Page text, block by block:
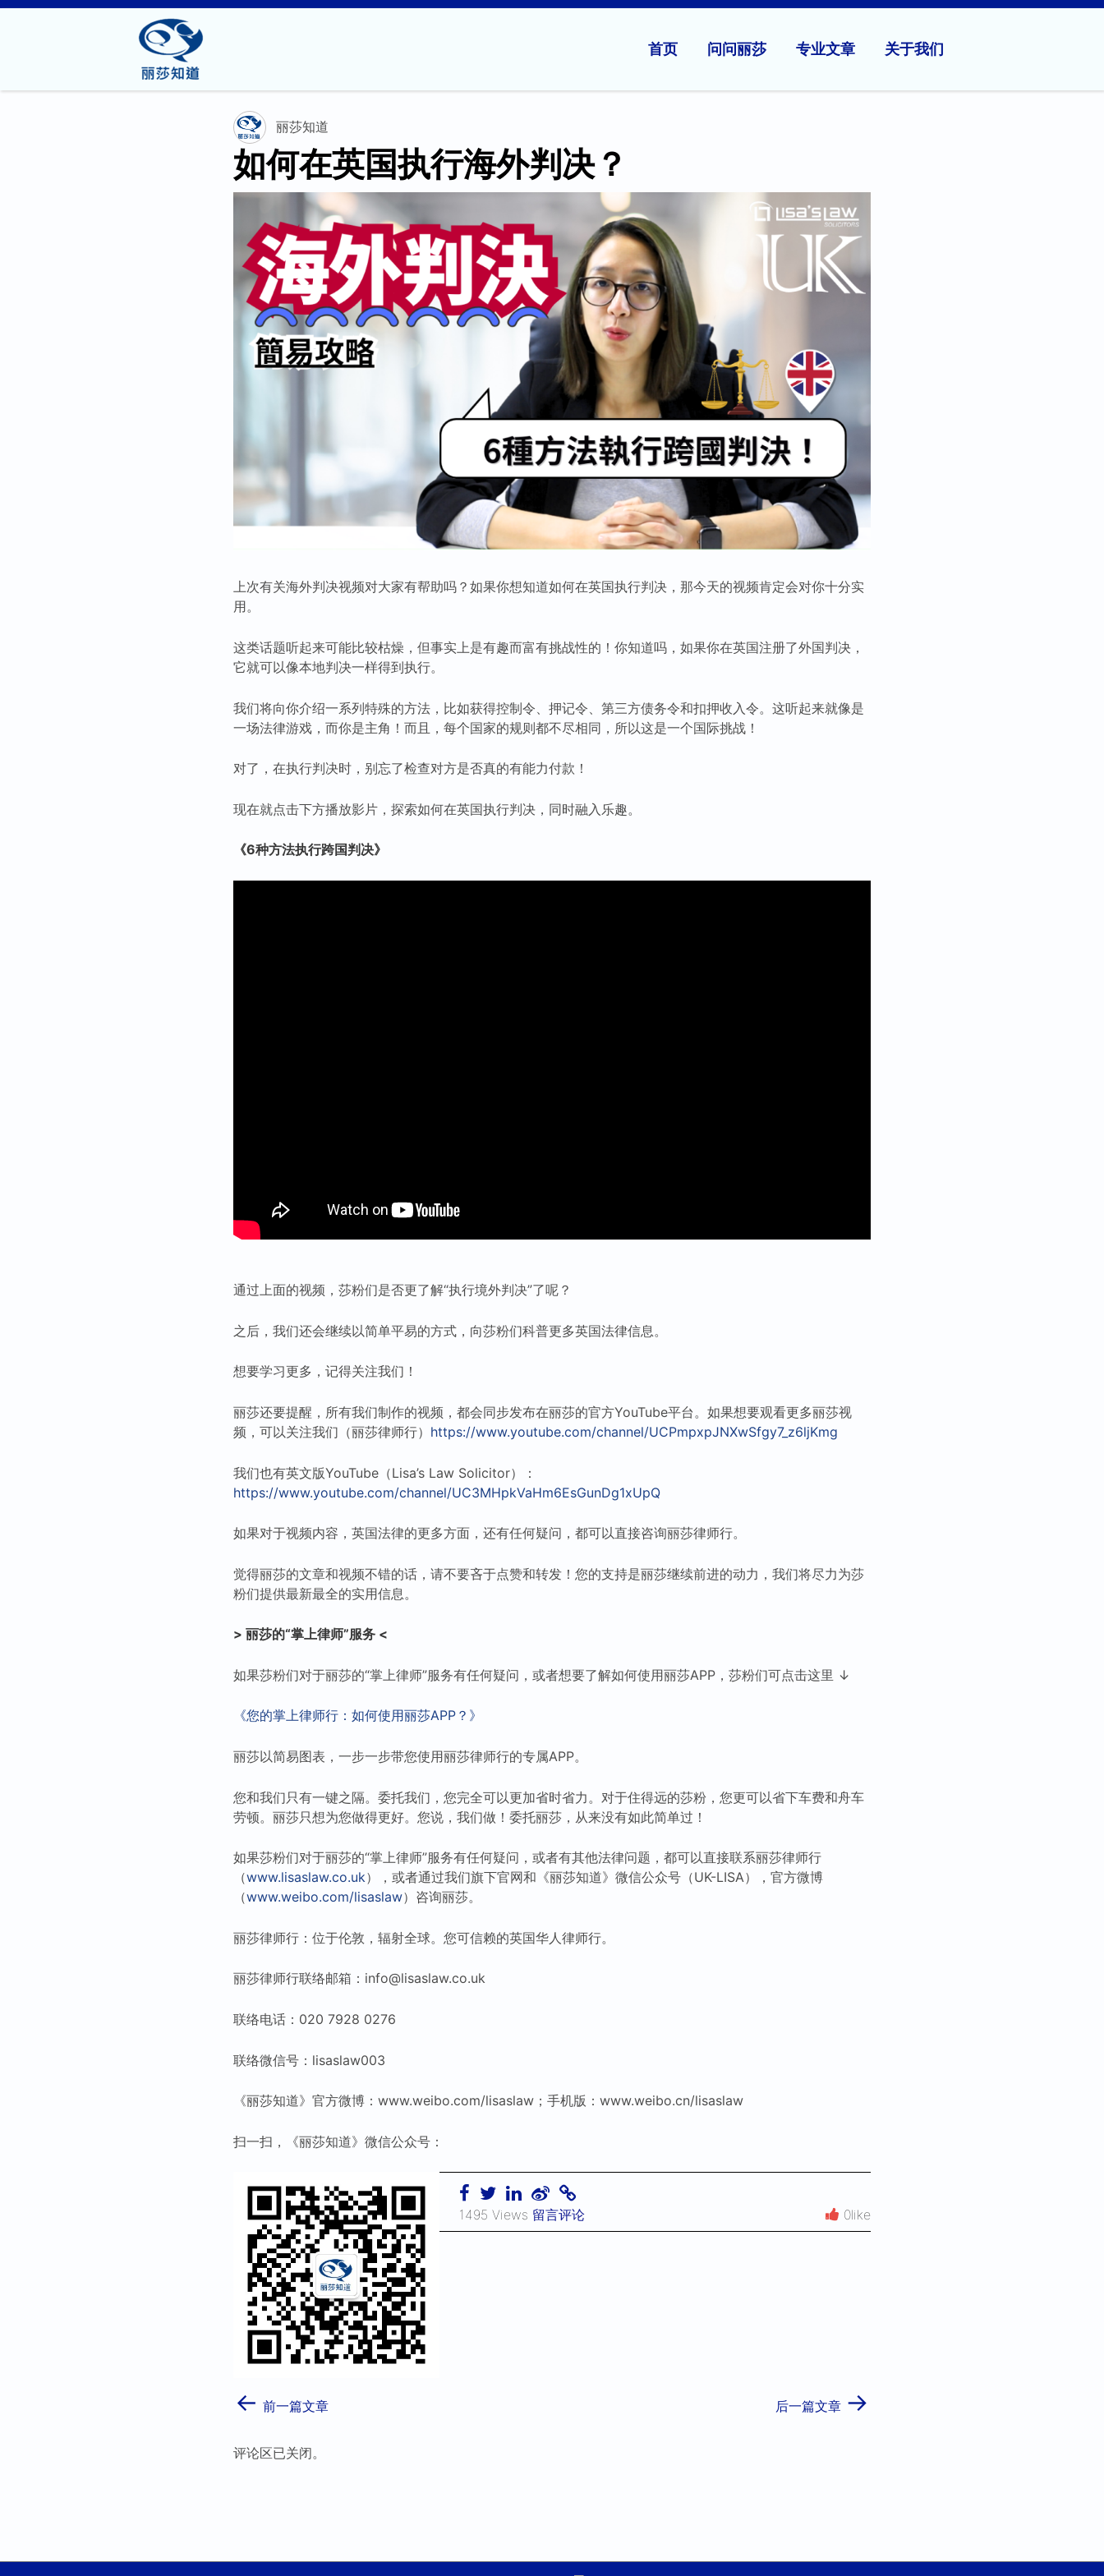
首页 问问丽莎 专业文章 关于我们
丽莎知道
如何在英国执行海外判决？
上次有关海外判决视频对大家有帮助吗？如果你想知道如何在英国执行判决，那今天的视频肯定会对你十分实
用。
这类话题听起来可能比较枯燥，但事实上是有趣而富有挑战性的！你知道吗，如果你在英国注册了外国判决，
它就可以像本地判决一样得到执行。
我们将向你介绍一系列特殊的方法，比如获得控制令、押记令、第三方债务令和扣押收入令。这听起来就像是
一场法律游戏，而你是主角！而且，每个国家的规则都不尽相同，所以这是一个国际挑战！
对了，在执行判决时，别忘了检查对方是否真的有能力付款！
现在就点击下方播放影片，探索如何在英国执行判决，同时融入乐趣。
《6种方法执行跨国判决》
通过上面的视频，莎粉们是否更了解“执行境外判决”了呢？
之后，我们还会继续以简单平易的方式，向莎粉们科普更多英国法律信息。
想要学习更多，记得关注我们！
丽莎还要提醒，所有我们制作的视频，都会同步发布在丽莎的官方YouTube平台。如果想要观看更多丽莎视
频，可以关注我们（丽莎律师行） https://www.youtube.com/channel/UCPmpxpJNXwSfgy7_z6ljKmg
我们也有英文版YouTube（Lisa’s Law Solicitor）：
https://www.youtube.com/channel/UC3MHpkVaHm6EsGunDg1xUpQ
如果对于视频内容，英国法律的更多方面，还有任何疑问，都可以直接咨询丽莎律师行。
觉得丽莎的文章和视频不错的话，请不要吝于点赞和转发！您的支持是丽莎继续前进的动力，我们将尽力为莎
粉们提供最新最全的实用信息。
> 丽莎的“掌上律师”服务 <
如果莎粉们对于丽莎的“掌上律师”服务有任何疑问，或者想要了解如何使用丽莎APP，莎粉们可点击这里 ↓
《您的掌上律师行：如何使用丽莎APP？》
丽莎以简易图表，一步一步带您使用丽莎律师行的专属APP。
您和我们只有一键之隔。委托我们，您完全可以更加省时省力。对于住得远的莎粉，您更可以省下车费和舟车
劳顿。丽莎只想为您做得更好。您说，我们做！委托丽莎，从来没有如此简单过！
如果莎粉们对于丽莎的“掌上律师”服务有任何疑问，或者有其他法律问题，都可以直接联系丽莎律师行
（www.lisaslaw.co.uk），或者通过我们旗下官网和《丽莎知道》微信公众号（UK-LISA），官方微博
（www.weibo.com/lisaslaw）咨询丽莎。
丽莎律师行：位于伦敦，辐射全球。您可信赖的英国华人律师行。
丽莎律师行联络邮箱：info@lisaslaw.co.uk
联络电话：020 7928 0276
联络微信号：lisaslaw003
《丽莎知道》官方微博：www.weibo.com/lisaslaw；手机版：www.weibo.cn/lisaslaw
扫一扫，《丽莎知道》微信公众号：
1495 Views 留言评论 0like
← 前一篇文章 后一篇文章 →
评论区已关闭。